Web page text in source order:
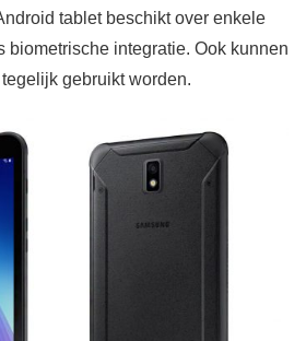
tablet beschikt over enkele
biometrische integratie. Ook kunnen
gebruikt worden.